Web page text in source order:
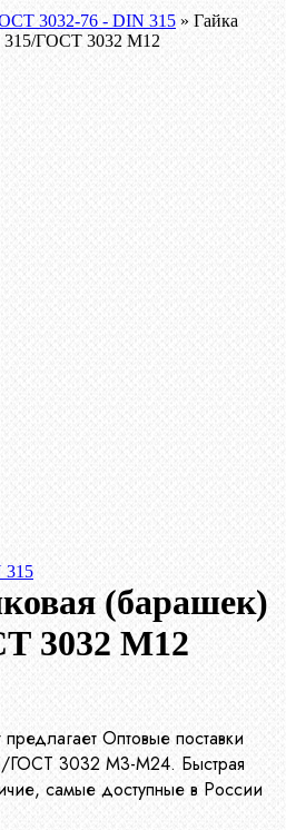
3032-76 - DIN 315 » Гайка
315/ГОСТ 3032 М12
315
(барашек)
3032 М12
Оптовые поставки
ГОСТ 3032 М3-М24. Быстрая
самые доступные в России